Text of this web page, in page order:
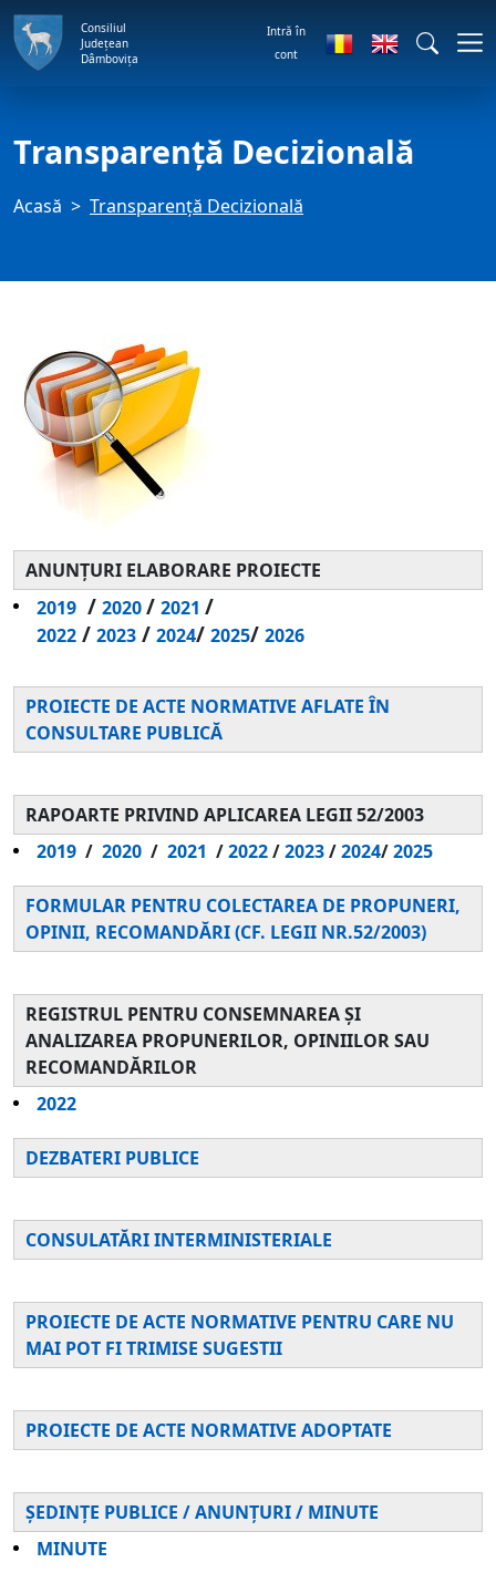
Consiliul
Județean
Dâmbovița
Intră în
cont
Transparență Decizională
Acasă Transparență Decizională
ANUNȚURI ELABORARE PROIECTE
2019 / 2020/ 2021 /
2022 / 2023 / 2024/ 2025/ 2026
PROIECTE DE ACTE NORMATIVE AFLATE ÎN
CONSULTARE PUBLICĂ
RAPOARTE PRIVIND APLICAREA LEGII 52/2003
2019 / 2020 / 2021 /2022/2023/2024/2025
FORMULAR PENTRU COLECTAREA DE PROPUNERI,
OPINII, RECOMANDĂRI (CF. LEGII NR.52/2003)
REGISTRUL PENTRU CONSEMNAREA ȘI
ANALIZAREA PROPUNERILOR, OPINIILOR SAU
RECOMANDĂRILOR
2022
DEZBATERI PUBLICE
CONSULATĂRI INTERMINISTERIALE
PROIECTE DE ACTE NORMATIVE PENTRU CARE NU
MAI POT FI TRIMISE SUGESTII
PROIECTE DE ACTE NORMATIVE ADOPTATE
ȘEDINȚE PUBLICE / ANUNȚURI / MINUTE
MINUTE